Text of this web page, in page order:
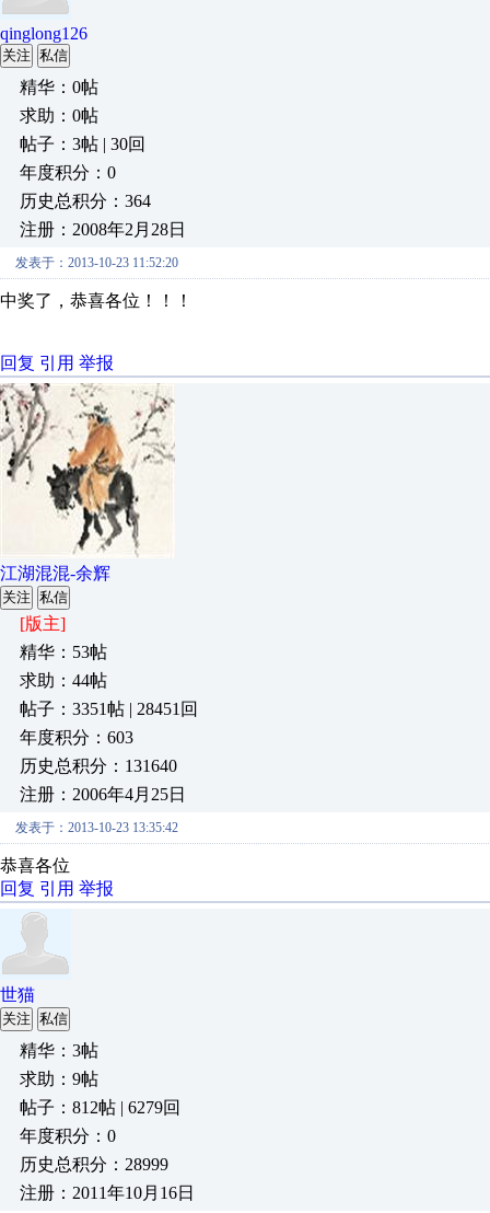
qinglong126
关注 私信
精华：0帖
求助：0帖
帖子：3帖 | 30回
年度积分：0
历史总积分：364
注册：2008年2月28日
发表于：2013-10-23 11:52:20
中奖了，恭喜各位！！！
回复 引用 举报
江湖混混-余辉
关注 私信
[版主]
精华：53帖
求助：44帖
帖子：3351帖 | 28451回
年度积分：603
历史总积分：131640
注册：2006年4月25日
发表于：2013-10-23 13:35:42
恭喜各位
回复 引用 举报
世猫
关注 私信
精华：3帖
求助：9帖
帖子：812帖 | 6279回
年度积分：0
历史总积分：28999
注册：2011年10月16日